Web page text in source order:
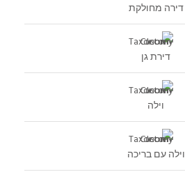
דירה מחולקת
דירת גן
וילה
וילה עם בריכה